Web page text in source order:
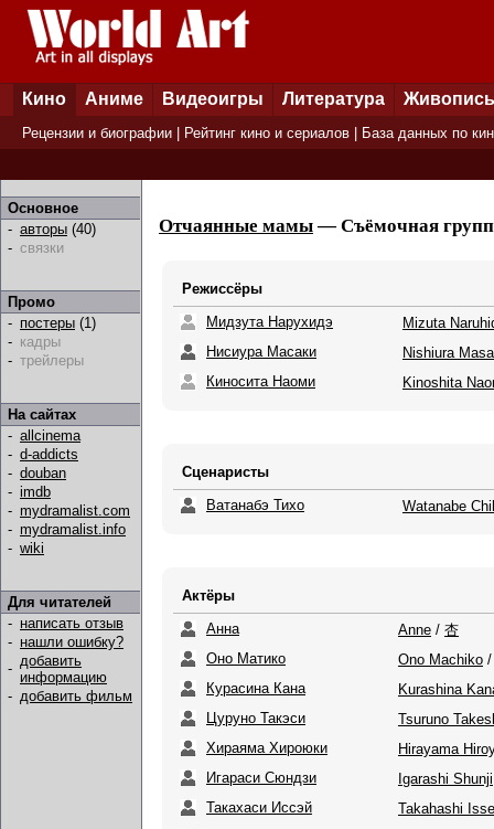
Кино Аниме Видеоигры Литература Живопись
Рецензии и биографии Рейтинг кино и сериалов База данных по
Основное
- авторы (40)
- связки
Промо
- постеры (1)
- кадры
- трейлеры
На сайтах
- allcinema
- d-addicts
- douban
- imdb
- mydramalist.com
- mydramalist.info
- wiki
Для читателей
- написать отзыв
- нашли ошибку?
- добавить
информацию
- добавить фильм
Отчаянные мамы— Съёмочная
Режиссёры
Мидзута Нарухидэ
Mizuta
Нисиура Масаки
Nishiura
Киносита Наоми
Kinoshita
Сценаристы
Ватанабэ Тихо
Watanabe
Актёры
Анна
Anne / 杏
Оно Матико
Ono Machiko
Курасина Кана
Kurashina
Цуруно Такэси
Tsuruno
Хираяма Хироюки
Hirayama
Игараси Сюндзи
Igarashi Shunji
Такахаси Иссэй
Takahashi